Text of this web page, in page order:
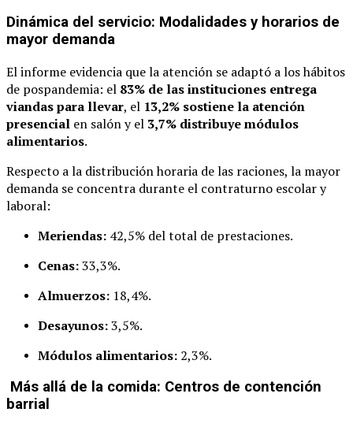
Dinámica del servicio: Modalidades y horarios de
mayor demanda
El informe evidencia que la atención se adaptó a los hábitos
de pospandemia: el 83% de las instituciones entrega
viandas para llevar, el 13,2% sostiene la atención
presencial en salón y el 3,7% distribuye módulos
alimentarios.
Respecto a la distribución horaria de las raciones, la mayor
demanda se concentra durante el contraturno escolar y
laboral:
Meriendas: 42,5% del total de prestaciones.
Cenas:33,3%.
Almuerzos: 18,4%.
Desayunos:3,5%.
Módulos alimentarios: 2,3%.
Más allá de la comida: Centros de contención
barrial